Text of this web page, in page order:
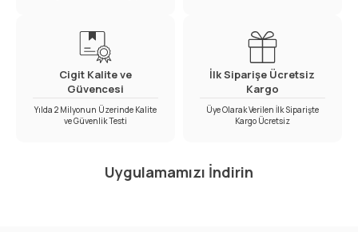
Cigit Kalite ve
Güvencesi
Yılda 2 Milyonun Üzerinde Kalite
ve Güvenlik Testi
İlk Siparişe Ücretsiz
Kargo
Üye Olarak Verilen İlk Siparişte
Kargo Ücretsiz
Uygulamamızı İndirin